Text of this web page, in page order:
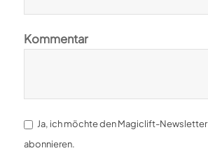
Kommentar
Ja, ich möchte den Magiclift-Newsletter
abonnieren.